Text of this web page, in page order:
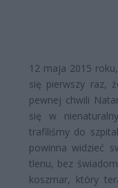
12 maja 2015
się pierwszy raz,
pewnej chwili
się w
trafiliśmy do
powinna widzieć
tlenu, bez
koszmar, który